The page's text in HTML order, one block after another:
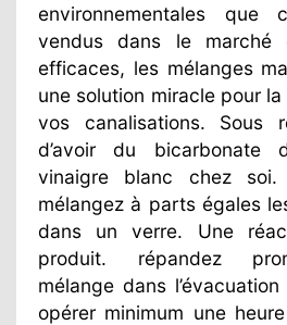
environnementales que
vendus dans le marché
efficaces, les mélanges
une solution miracle pour
vos canalisations. Sous
d’avoir du
vinaigre blanc chez
mélangez à parts égales
dans un verre. Une
produit. répandez
mélange dans l’évacuation
opérer minimum une